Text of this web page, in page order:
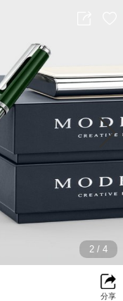
享 藏
2/ 4
分享